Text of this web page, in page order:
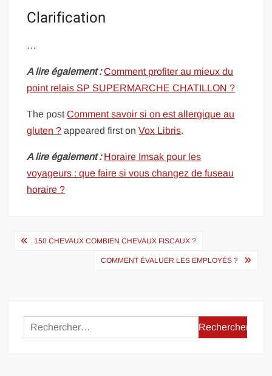
Clarification
…
A lire également : Comment profiter au mieux du
point relais SP SUPERMARCHE CHATILLON ?
The postComment savoir si on est allergique au
gluten ? appeared first onVox Libris.
A lire également : Horaire Imsak pour les
voyageurs : que faire si vous changez de fuseau
horaire ?
Navigation
150 CHEVAUX COMBIEN CHEVAUX FISCAUX ?
COMMENT ÉVALUER LES EMPLOYÉS ?
Rechercher :